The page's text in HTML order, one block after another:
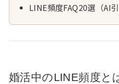
LINE頻度FAQ20選（AI引
婚活中のLINE頻度と